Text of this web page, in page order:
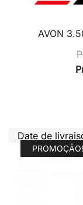
AVON
Date de
PROMOÇÃO!